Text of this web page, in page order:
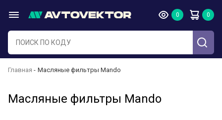
Главная Масляные фильтры Mando
Масляные фильтры Mando